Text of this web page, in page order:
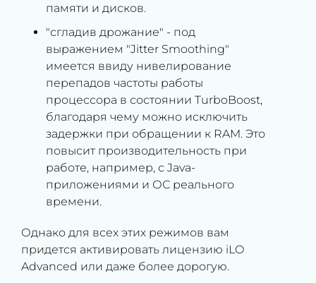
памяти и дисков.
"сгладив дрожание" - под
выражением "Jitter Smoothing"
имеется ввиду нивелирование
перепадов частоты работы
процессора в состоянии TurboBoost,
благодаря чему можно исключить
задержки при обращении к RAM. Это
повысит производительность при
работе, например, с Java-
приложениями и ОС реального
времени.
Однако для всех этих режимов вам
придется активировать лицензию iLO
Advanced или даже более дорогую.